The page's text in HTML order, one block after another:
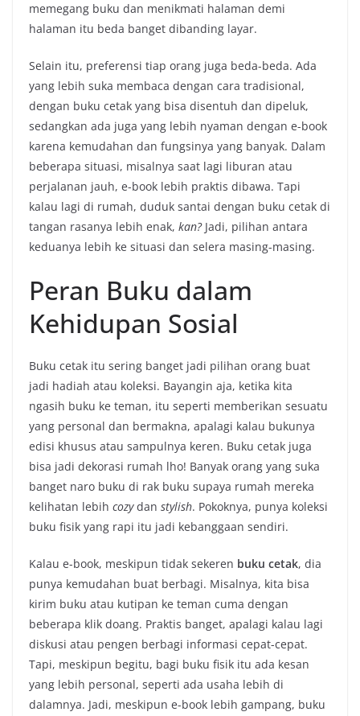
memegang buku dan menikmati halaman demi
halaman itu beda banget dibanding layar.
Selain itu, preferensi tiap orang juga beda-beda. Ada
yang lebih suka membaca dengan cara tradisional,
dengan buku cetak yang bisa disentuh dan dipeluk,
sedangkan ada juga yang lebih nyaman dengan e-book
karena kemudahan dan fungsinya yang banyak. Dalam
beberapa situasi, misalnya saat lagi liburan atau
perjalanan jauh, e-book lebih praktis dibawa. Tapi
kalau lagi di rumah, duduk santai dengan buku cetak di
tangan rasanya lebih enak, kan? Jadi, pilihan antara
keduanya lebih ke situasi dan selera masing-masing.
Peran Buku dalam
Kehidupan Sosial
Buku cetak itu sering banget jadi pilihan orang buat
jadi hadiah atau koleksi. Bayangin aja, ketika kita
ngasih buku ke teman, itu seperti memberikan sesuatu
yang personal dan bermakna, apalagi kalau bukunya
edisi khusus atau sampulnya keren. Buku cetak juga
bisa jadi dekorasi rumah lho! Banyak orang yang suka
banget naro buku di rak buku supaya rumah mereka
kelihatan lebih cozydan stylish. Pokoknya, punya koleksi
buku fisik yang rapi itu jadi kebanggaan sendiri.
Kalau e-book, meskipun tidak sekeren buku cetak, dia
punya kemudahan buat berbagi. Misalnya, kita bisa
kirim buku atau kutipan ke teman cuma dengan
beberapa klik doang. Praktis banget, apalagi kalau lagi
diskusi atau pengen berbagi informasi cepat-cepat.
Tapi, meskipun begitu, bagi buku fisik itu ada kesan
yang lebih personal, seperti ada usaha lebih di
dalamnya. Jadi, meskipun e-book lebih gampang, buku